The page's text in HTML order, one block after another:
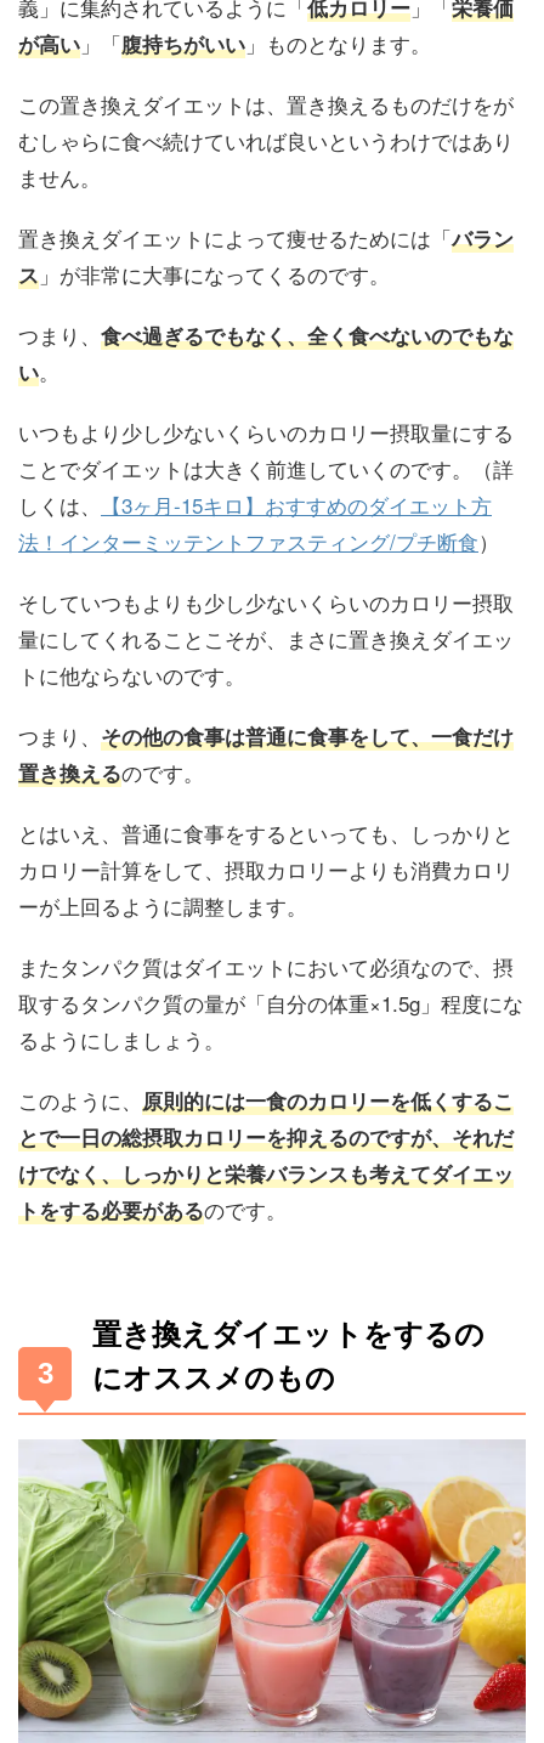
義」に集約されているように「 低カロリー 」「 栄養価
が高い 」「腹持ちがいい 」ものとなります。
この置き換えダイエットは、置き換えるものだけをが
むしゃらに食べ続けていれば良いというわけではあり
ません。
置き換えダイエットによって痩せるためには「バラン
ス 」が非常に大事になってくるのです。
つまり、 食べ過ぎるでもなく、全く食べないのでもな
い。
いつもより少し少ないくらいのカロリー摂取量にする
ことでダイエットは大きく前進していくのです。（詳
しくは、
【3ヶ月-15キロ】おすすめのダイエット方
法！インターミッテントファスティング/プチ断食）
そしていつもよりも少し少ないくらいのカロリー摂取
量にしてくれることこそが、まさに置き換えダイエッ
トに他ならないのです。
つまり、 その他の食事は普通に食事をして、一食だけ
置き換えるのです。
とはいえ、普通に食事をするといっても、しっかりと
カロリー計算をして、摂取カロリーよりも消費カロリ
ーが上回るように調整します。
またタンパク質はダイエットにおいて必須なので、摂
取するタンパク質の量が「自分の体重×1.5g」程度にな
るようにしましょう。
このように、 原則的には一食のカロリーを低くするこ
とで一日の総摂取カロリーを抑えるのですが、それだ
けでなく、しっかりと栄養バランスも考えてダイエッ
トをする必要があるのです。
置き換えダイエットをするの
にオススメのもの